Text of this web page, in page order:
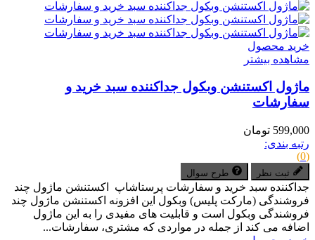
خرید محصول
مشاهده بیشتر
ماژول اکستنشن وبکول جداکننده سبد خرید و
سفارشات
599,000 تومان
رتبه بندی:
(0)
ثبت نظر طرح سوال
جداکننده سبد خرید و سفارشات پرستاشاپ اکستنشن ماژول چند
فروشندگی (مارکت پلیس) وبکول این افزونه اکستنشن ماژول چند
فروشندگی وبکول است و قابلیت های مفیدی را به این ماژول
اضافه می کند از جمله در مواردی که مشتری، سفارشات...